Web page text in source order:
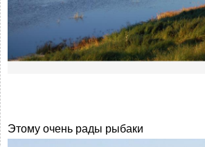
Этому очень рады рыбаки